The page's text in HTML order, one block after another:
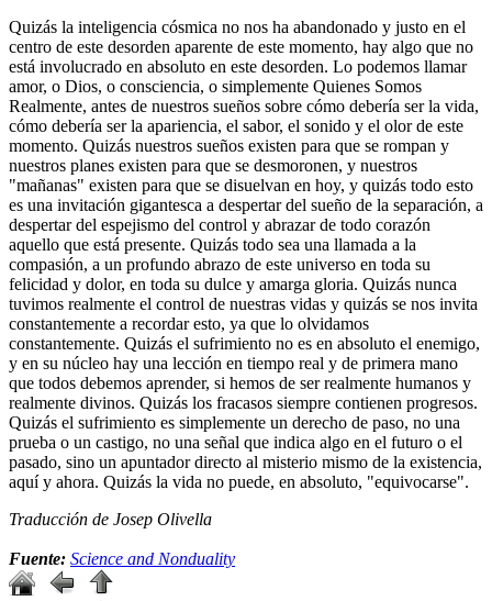
Quizás la inteligencia cósmica no nos ha abandonado y justo en el
centro de este desorden aparente de este momento, hay algo que no
está involucrado en absoluto en este desorden. Lo podemos llamar
amor, o Dios, o consciencia, o simplemente Quienes Somos
Realmente, antes de nuestros sueños sobre cómo debería ser la vida,
cómo debería ser la apariencia, el sabor, el sonido y el olor de este
momento. Quizás nuestros sueños existen para que se rompan y
nuestros planes existen para que se desmoronen, y nuestros
"mañanas" existen para que se disuelvan en hoy, y quizás todo esto
es una invitación gigantesca a despertar del sueño de la separación, a
despertar del espejismo del control y abrazar de todo corazón
aquello que está presente. Quizás todo sea una llamada a la
compasión, a un profundo abrazo de este universo en toda su
felicidad y dolor, en toda su dulce y amarga gloria. Quizás nunca
tuvimos realmente el control de nuestras vidas y quizás se nos invita
constantemente a recordar esto, ya que lo olvidamos
constantemente. Quizás el sufrimiento no es en absoluto el enemigo,
y en su núcleo hay una lección en tiempo real y de primera mano
que todos debemos aprender, si hemos de ser realmente humanos y
realmente divinos. Quizás los fracasos siempre contienen progresos.
Quizás el sufrimiento es simplemente un derecho de paso, no una
prueba o un castigo, no una señal que indica algo en el futuro o el
pasado, sino un apuntador directo al misterio mismo de la existencia,
aquí y ahora. Quizás la vida no puede, en absoluto, "equivocarse".
Traducción de Josep Olivella
Fuente: Science and Nonduality